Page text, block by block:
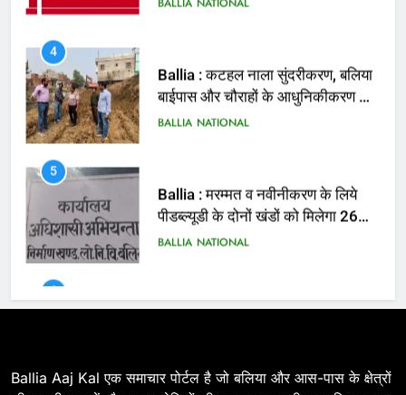
तैयारी तेज
5
Ballia : मरम्मत व नवीनीकरण के लिये
पीडब्ल्यूडी के दोनों खंडों को मिलेगा 26
करोड़
6
Ballia : 110 फीट ऊंचे तिरंगे के सम्मान
में बलिया में निकला तिरंगा यात्रा
7
BALLIA NATIONAL
Ballia Aaj Kal एक समाचार पोर्टल है जो बलिया और आस-पास के क्षेत्रों